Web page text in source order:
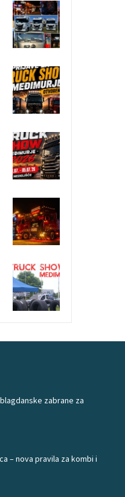
zabrane za
– nova pravila za kombi i